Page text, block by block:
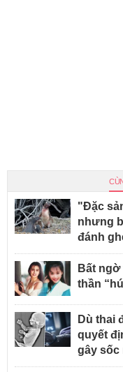
"Đặc
nhưng
đánh
Bất
thần
Dù thai
quyết
gây sốc